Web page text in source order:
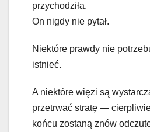
przychodziła.
On nigdy nie pytał.
Niektóre prawdy nie
istnieć.
A niektóre więzi są
przetrwać stratę —
końcu zostaną znów